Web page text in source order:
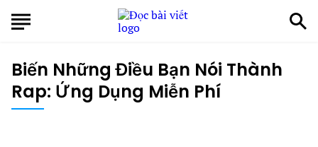
Biến Những Điều Bạn Nói Thành
Rap: Ứng Dụng Miễn Phí